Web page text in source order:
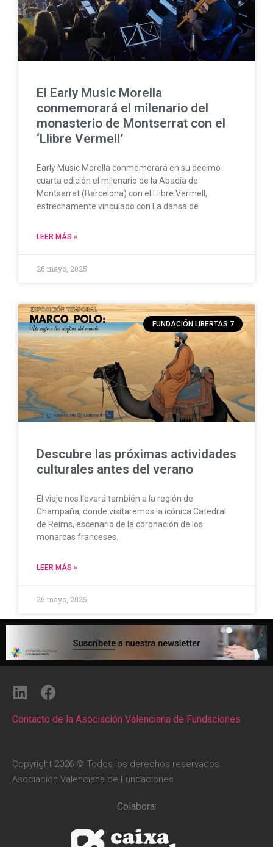
El Early Music Morella
conmemorará el milenario del
monasterio de Montserrat con el
‘Llibre Vermell’
Early Music Morella conmemorará en su decimo
cuarta edición el milenario de la Abadía de
Montserrat (Barcelona) con el Llibre Vermell,
estrechamente vinculado con La dansa de
LEER MÁS »
26 mayo, 2025
FUNDACIÓN LIBERTAS 7
Descubre las próximas actividades
culturales antes del verano
El viaje nos llevará también a la región de
Champaña, donde visitaremos la icónica Catedral
de Reims, escenario de la coronación de los
monarcas franceses.
LEER MÁS »
26 mayo, 2025
Contacto de la Asociación Valenciana de Fundaciones
Copyright 2026 © Todos los derechos reservados.
Asociación Valenciana de Fundaciones
Colabora: